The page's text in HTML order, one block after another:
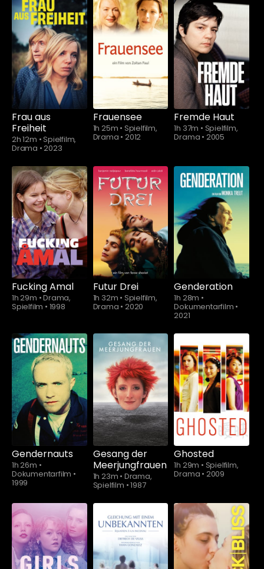
Schauen Sie
ab$5.90
Frau aus
Freiheit
2h 12m • Spielfilm,
Drama •2023
Frauensee
1h 25m • Spielfilm,
Drama • 2012
Fremde Haut
1h 37m • Spielfilm,
Drama • 2005
Fucking Amal
1h 29m •Drama,
Spielfilm • 1998
Schauen Sie
ab$5.90
Futur Drei
1h 32m • Spielfilm,
Drama • 2020
Schauen Sie
ab$5.90
Genderation
1h 28m •
Dokumentarfilm •
2021
Schauen Sie
ab$5.90
Gendernauts
1h 26m •
Dokumentarfilm •
1999
Schauen Sie
ab$5.90
Gesang der
Meerjungfrauen
1h 23m • Drama,
Spielfilm •1987
Ghosted
1h 29m • Spielfilm,
Drama • 2009
Schauen Sie